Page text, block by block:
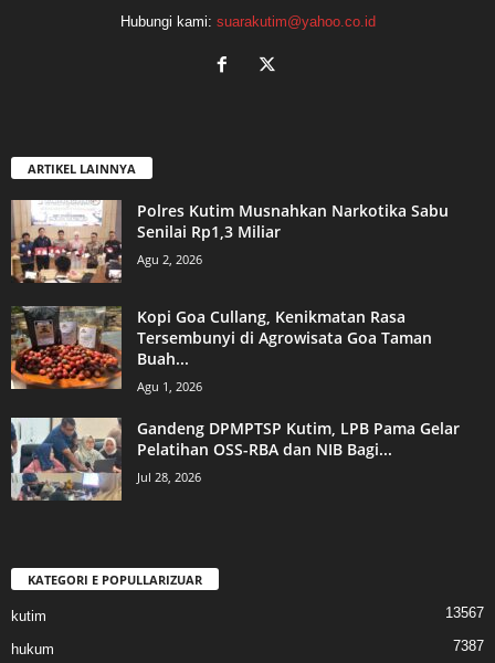
Hubungi kami: suarakutim@yahoo.co.id
ARTIKEL LAINNYA
Polres Kutim Musnahkan Narkotika Sabu
Senilai Rp1,3 Miliar
Agu 2, 2026
Kopi Goa Cullang, Kenikmatan Rasa
Tersembunyi di Agrowisata Goa Taman
Buah...
Agu 1, 2026
Gandeng DPMPTSP Kutim, LPB Pama Gelar
Pelatihan OSS-RBA dan NIB Bagi...
Jul 28, 2026
KATEGORI E POPULLARIZUAR
kutim 13567
hukum 7387